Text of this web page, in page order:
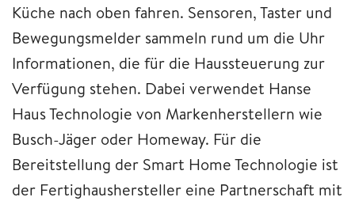
Küche nach oben fahren. Sensoren, Taster und
Bewegungsmelder sammeln rund um die Uhr
Informationen, die für die Haussteuerung zur
Verfügung stehen. Dabei verwendet Hanse
Haus Technologie von Markenherstellern wie
Busch-Jäger oder Homeway. Für die
Bereitstellung der Smart Home Technologie ist
der Fertighaushersteller eine Partnerschaft mit